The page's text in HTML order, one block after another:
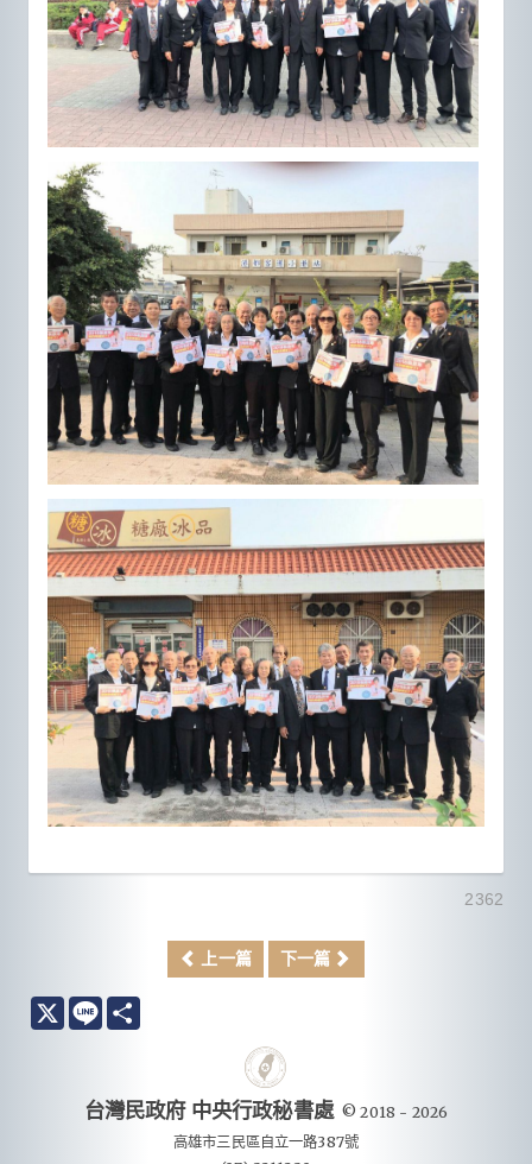
2362
上一篇 下一篇
X Line
台灣民政府 中央行政秘書處 © 2018 - 2026
高雄市三民區自立一路387號